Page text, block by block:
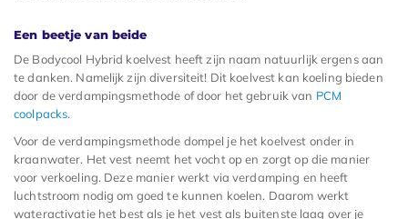
Een beetje van beide
De Bodycool Hybrid koelvest heeft zijn naam natuurlijk ergens aan
te danken. Namelijk zijn diversiteit! Dit koelvest kan koeling bieden
door de verdampingsmethode of door het gebruik van PCM
coolpacks.
Voor de verdampingsmethode dompel je het koelvest onder in
kraanwater. Het vest neemt het vocht op en zorgt op die manier
voor verkoeling. Deze manier werkt via verdamping en heeft
luchtstroom nodig om goed te kunnen koelen. Daarom werkt
wateractivatie het best als je het vest als buitenste laag over je